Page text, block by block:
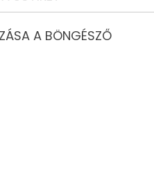
A BÖNGÉSZŐ